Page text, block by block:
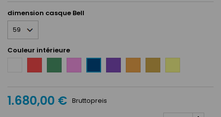
dimension casque Bell
Couleur intérieure
1.680,00 € Bruttopreis